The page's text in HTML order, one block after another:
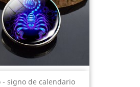
- signo de calendario